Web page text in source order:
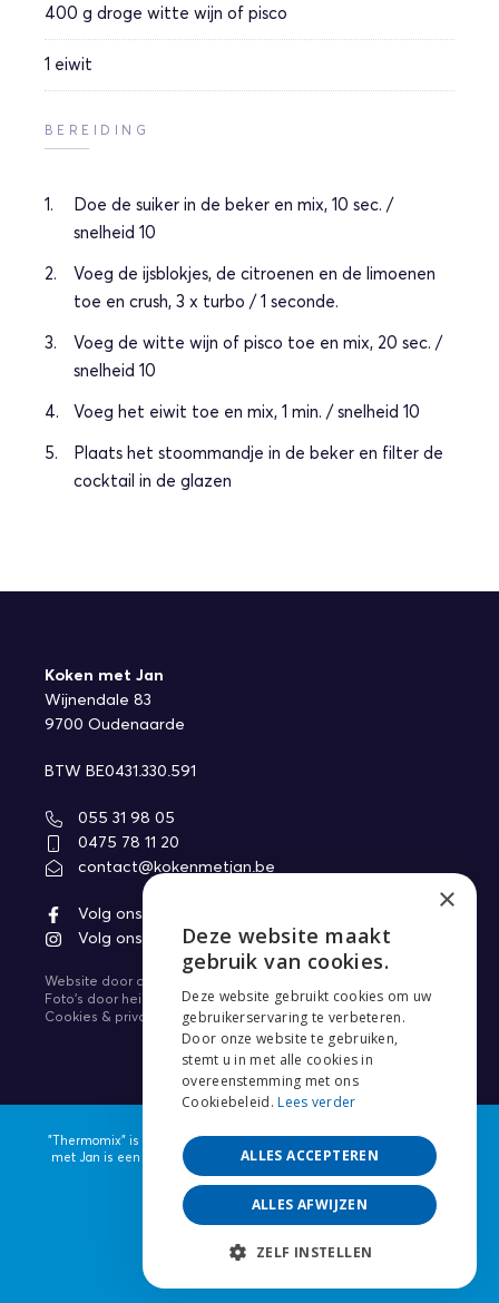
400 g droge witte wijn of pisco
1 eiwit
BEREIDING
Doe de suiker in de beker en mix, 10 sec. /
snelheid 10
Voeg de ijsblokjes, de citroenen en de limoenen
toe en crush, 3 x turbo / 1 seconde.
Voeg de witte wijn of pisco toe en mix, 20 sec. /
snelheid 10
Voeg het eiwit toe en mix, 1 min. / snelheid 10
Plaats het stoommandje in de beker en filter de
cocktail in de glazen
Koken met Jan
Wijnendale 83
9700 Oudenaarde
BTW BE0431.330.591
055 31 98 05
0475 78 11 20
contact@kokenmetjan.be
Volg ons op Facebook
Volg ons op Instagram
Website door core-graphics.be
Foto's door heikki.be
Cookies & privacy
"Thermomix" is een gedeponeerd handelsmerk van Vorwerk. Koken
met Jan is een officiële verdeler van de Vorwerk Thermomix® voor
België, Nederland en Luxemburg.
ENGLISH
FRANÇAIS
×
Deze website maakt
gebruik van cookies.
Deze website gebruikt cookies om uw
gebruikerservaring te verbeteren.
Door onze website te gebruiken,
stemt u in met alle cookies in
overeenstemming met ons
Cookiebeleid. Lees verder
ALLES ACCEPTEREN
ALLES AFWIJZEN
ZELF INSTELLEN